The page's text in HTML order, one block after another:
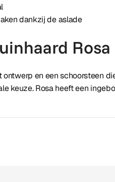
dankzij de aslade
Rosa
en een schoorsteen
keuze. Rosa heeft een